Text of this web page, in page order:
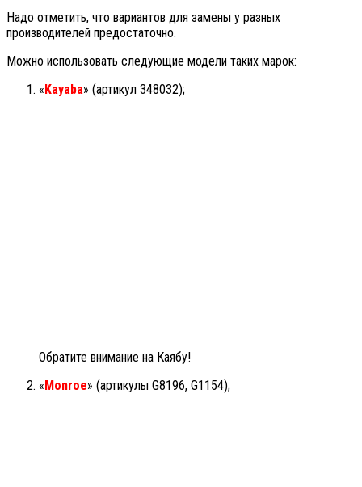
Надо отметить, что вариантов для замены у разных
производителей предостаточно.
Можно использовать следующие модели таких марок:
«Kayaba» (артикул 348032);
Обратите внимание на Каябу!
«Monroe» (артикулы G8196, G1154);